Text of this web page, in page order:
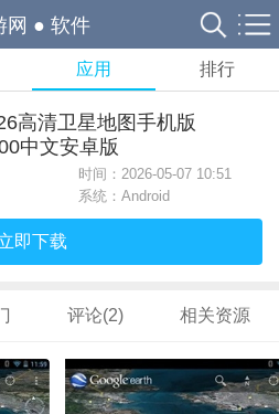
网 ● 软件
应用 排行
高清卫星地图手机版
中文安卓版
时间：2026-05-07 10:51
系统：Android
即下载
评论(2) 相关资源